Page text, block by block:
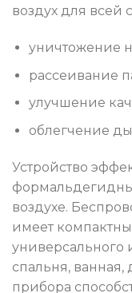
воздух для всей
уничтожение
рассеивание
улучшение
облегчение
Устройство
воздухе.
имеет
универсального
спальня, ванная,
прибора